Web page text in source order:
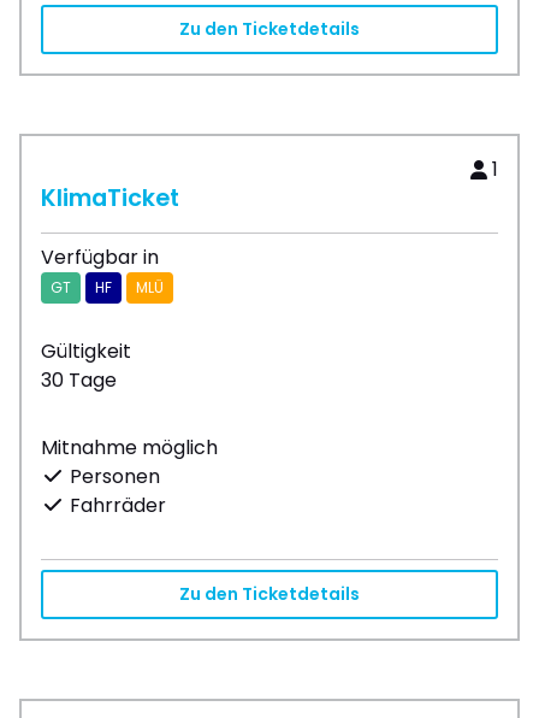
Zu den Ticketdetails
1
KlimaTicket
Verfügbar in
GT HF MLÜ
Gültigkeit
30 Tage
Mitnahme möglich
Personen
Fahrräder
Zu den Ticketdetails